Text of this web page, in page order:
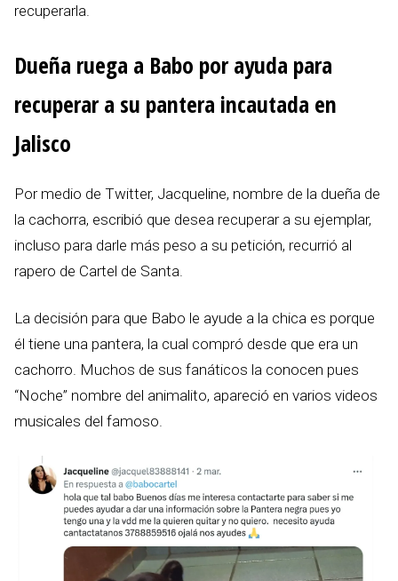
recuperarla.
Dueña ruega a Babo por ayuda para
recuperar a su pantera incautada en
Jalisco
Por medio de Twitter, Jacqueline, nombre de la dueña de
la cachorra, escribió que desea recuperar a su ejemplar,
incluso para darle más peso a su petición, recurrió al
rapero de Cartel de Santa.
La decisión para que Babo le ayude a la chica es porque
él tiene una pantera, la cual compró desde que era un
cachorro. Muchos de sus fanáticos la conocen pues
“Noche” nombre del animalito, apareció en varios videos
musicales del famoso.